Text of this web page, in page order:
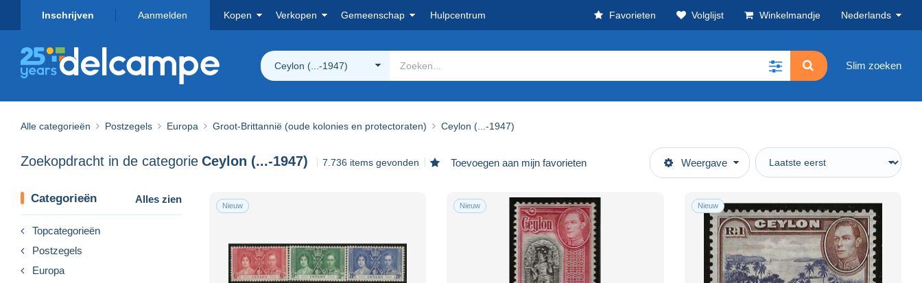
Inschrijven Aanmelden Kopen Verkopen Gemeenschap Hulpcentrum Favorieten Volglijst Winkelmandje Nederlands
Ceylon (...-1947) Slim zoeken
Alle categorieën Postzegels Europa Groot-Brittannië (oude kolonies en protectoraten) Ceylon (...-1947)
Zoekopdracht in de categorie Ceylon (...-1947) 7.736 items gevonden Toevoegen aan mijn favorieten Weergave
Categorieën Alles zien
Topcategorieën
Postzegels
Europa
Nieuw Nieuw Nieuw